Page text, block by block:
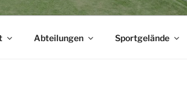
Abteilungen Sportgelände